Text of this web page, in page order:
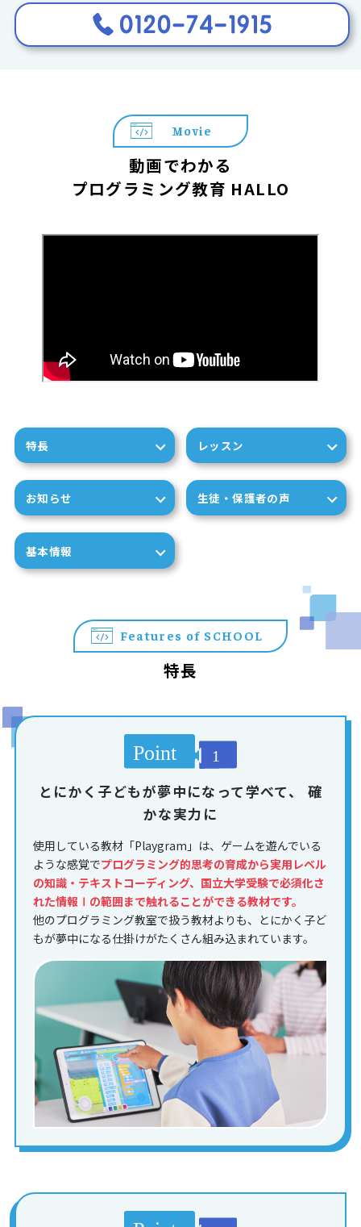
Movie
動画でわかる
プログラミング教育 HALLO
特長 レッスン
お知らせ 生徒・保護者の声
基本情報
Features of SCHOOL
特長
とにかく子どもが夢中になって学べて、
確
かな実力に
使用している教材「Playgram」は、ゲームを遊んでいる
ような感覚でプログラミング的思考の育成から実用レベル
の知識・テキストコーディング、国立大学受験で必須化さ
れた情報Ⅰの範囲まで触れることができる教材です。
他のプログラミング教室で扱う教材よりも、とにかく子ど
もが夢中になる仕掛けがたくさん組み込まれています。